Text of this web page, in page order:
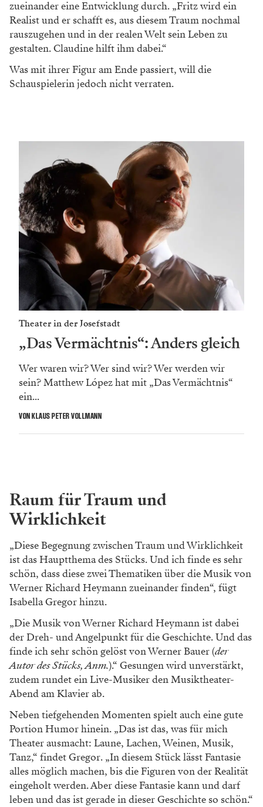
zueinander eine Entwicklung durch. „Fritz wird ein
Realist und er schafft es, aus diesem Traum nochmal
rauszugehen und in der realen Welt sein Leben zu
gestalten. Claudine hilft ihm dabei.“
Was mit ihrer Figur am Ende passiert, will die
Schauspielerin jedoch nicht verraten.
Theater in der Josefstadt
„Das Vermächtnis“: Anders gleich
Wer waren wir? Wer sind wir? Wer werden wir
sein? Matthew López hat mit „Das Vermächtnis“
ein...
VON KLAUS PETER VOLLMANN
Raum für Traum und
Wirklichkeit
„Diese Begegnung zwischen Traum und Wirklichkeit
ist das Hauptthema des Stücks. Und ich finde es sehr
schön, dass diese zwei Thematiken über die Musik von
Werner Richard Heymann zueinander finden“, fügt
Isabella Gregor hinzu.
„Die Musik von Werner Richard Heymann ist dabei
der Dreh- und Angelpunkt für die Geschichte. Und das
finde ich sehr schön gelöst von Werner Bauer (der
Autor des Stücks, Anm.).“ Gesungen wird unverstärkt,
zudem rundet ein Live-Musiker den Musiktheater-
Abend am Klavier ab.
Neben tiefgehenden Momenten spielt auch eine gute
Portion Humor hinein. „Das ist das, was für mich
Theater ausmacht: Laune, Lachen, Weinen, Musik,
Tanz,“ findet Gregor. „In diesem Stück lässt Fantasie
alles möglich machen, bis die Figuren von der Realität
eingeholt werden. Aber diese Fantasie kann und darf
leben und das ist gerade in dieser Geschichte so schön.“